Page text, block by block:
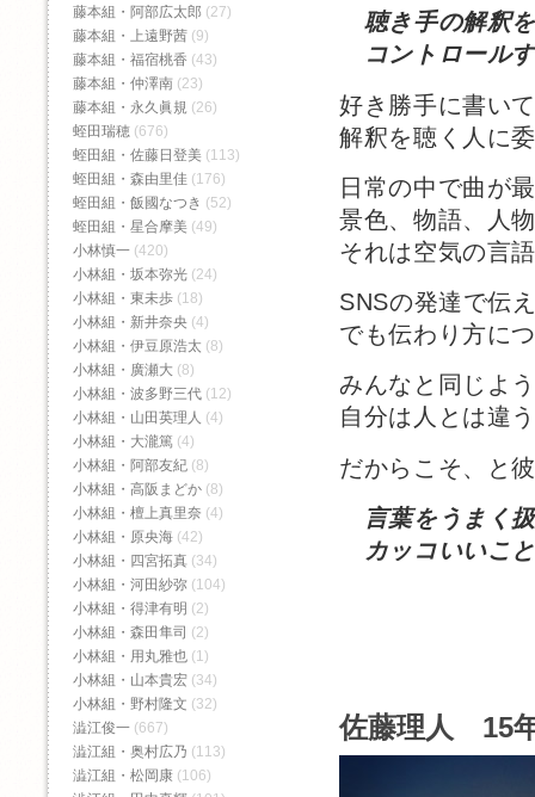
聴き手の解釈
コントロール
好き勝手に書い
解釈を聴く人に
日常の中で曲が
景色、物語、人
それは空気の言
SNSの発達で伝
でも伝わり方に
みんなと同じよ
自分は人とは違
だからこそ、と
言葉をうまく
カッコいいこ
佐藤理人 15
藤本組・阿部広太郎 (27)
藤本組・上遠野茜 (9)
藤本組・福宿桃香‬ (43)
藤本組・仲澤南 (23)
藤本組・永久眞規 (26)
蛭田瑞穂 (676)
蛭田組・佐藤日登美 (113)
蛭田組・森由里佳 (176)
蛭田組・飯國なつき (52)
蛭田組・星合摩美 (49)
小林慎一 (420)
小林組・坂本弥光 (24)
小林組・東未歩 (18)
小林組・新井奈央 (4)
小林組・伊豆原浩太 (8)
小林組・廣瀬大 (8)
小林組・波多野三代 (12)
小林組・山田英理人 (4)
小林組・大瀧篤 (4)
小林組・阿部友紀 (8)
小林組・高阪まどか (8)
小林組・檀上真里奈 (4)
小林組・原央海 (42)
小林組・四宮拓真 (34)
小林組・河田紗弥 (104)
小林組・得津有明 (2)
小林組・森田隼司 (2)
小林組・用丸雅也 (1)
小林組・山本貴宏 (34)
小林組・野村隆文 (32)
澁江俊一 (667)
澁江組・奥村広乃 (113)
澁江組・松岡康 (106)